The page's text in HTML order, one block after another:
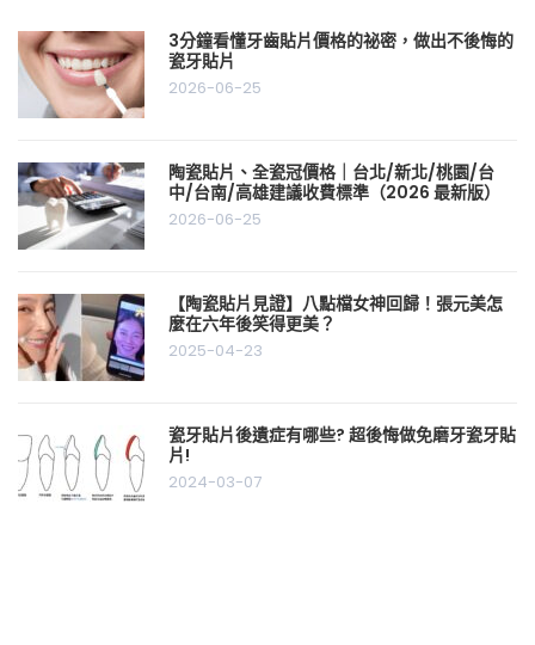
3分鐘看懂牙齒貼片價格的祕密，做出不後悔的
瓷牙貼片
2026-06-25
陶瓷貼片、全瓷冠價格｜台北/新北/桃園/台
中/台南/高雄建議收費標準（2026 最新版）
2026-06-25
【陶瓷貼片見證】八點檔女神回歸！張元美怎
麼在六年後笑得更美？
2025-04-23
瓷牙貼片後遺症有哪些? 超後悔做免磨牙瓷牙貼
片!
2024-03-07